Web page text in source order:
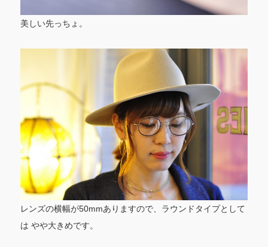
美しい先っちょ。
レンズの横幅が50mmありますので、ラウンドタイプとして
は やや大きめです。